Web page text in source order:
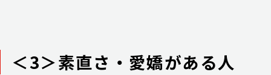
＜3＞素直さ・愛嬌がある人